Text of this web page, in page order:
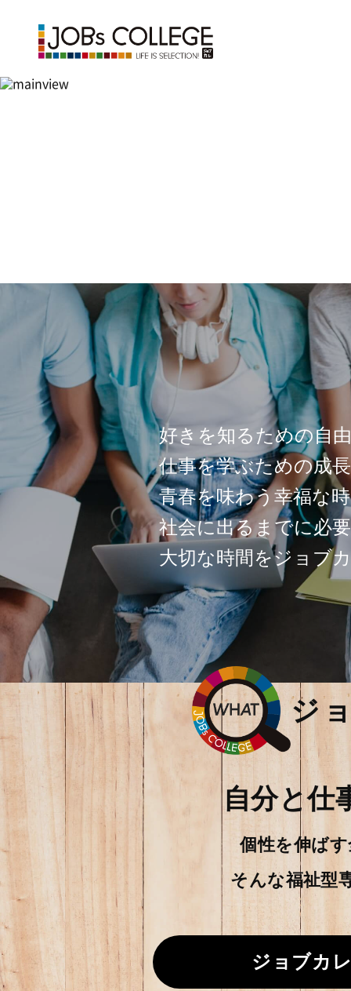
好きを知るための自
仕事を学ぶための成
青春を味わう幸福な
社会に出るまでに必
大切な時間をジョブ
ジ
自分と仕
個性を伸ばす
そんな福祉型
ジョブカ